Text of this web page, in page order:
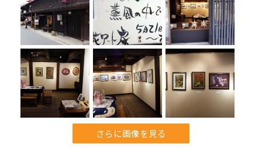
さらに画像を見る